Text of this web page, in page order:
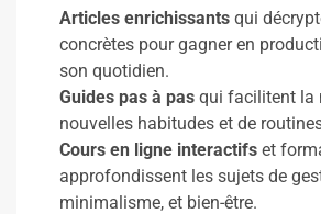
Articles enrichissants qui
concrètes pour gagner en
son quotidien.
Guides pas à pas qui facilitent la
nouvelles habitudes et de
Cours en ligne interactifs et
approfondissent les sujets de
minimalisme, et bien-être.